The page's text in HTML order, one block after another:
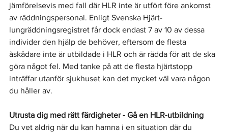
jämförelsevis med fall där HLR inte är utfört före ankomst
av räddningspersonal. Enligt Svenska Hjärt-
lungräddningsregistret får dock endast 7 av 10 av dessa
individer den hjälp de behöver, eftersom de flesta
åskådare inte är utbildade i HLR och är rädda för att de ska
göra något fel. Med tanke på att de flesta hjärtstopp
inträffar utanför sjukhuset kan det mycket väl vara någon
du håller av.
Utrusta dig med rätt färdigheter - Gå en HLR-utbildning
Du vet aldrig när du kan hamna i en situation där du